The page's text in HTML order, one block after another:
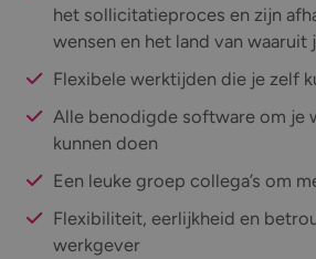
het sollicitatieproces en zijn
wensen en het land van waaruit
Flexibele werktijden die je zelf
Alle benodigde software om je
kunnen doen
Een leuke groep collega’s om
Flexibiliteit, eerlijkheid en
werkgever